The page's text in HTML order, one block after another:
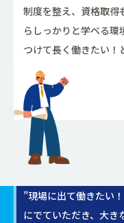
制度を整え、資格取得
らしっかりと学べる環
つけて長く働きたい！
”現場に出て働きたい
にでていただき、大き